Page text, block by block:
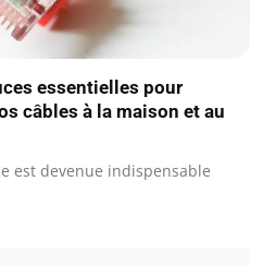
essentielles pour
câbles à la maison et au
est devenue indispensable